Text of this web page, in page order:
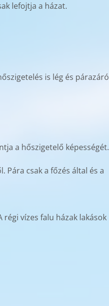
lefojtja a házat.
is lég és párazáró
a hőszigetelő képességét.
Pára csak a főzés által és a
régi vízes falu házak lakások